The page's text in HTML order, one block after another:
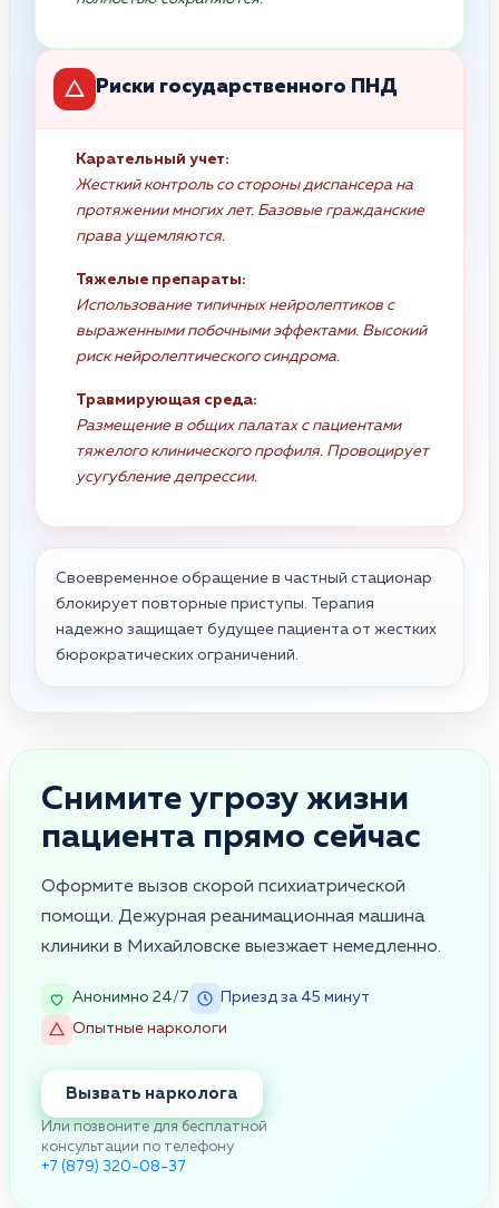
Риски государственного ПНД
Карательный учет:
Жесткий контроль со стороны диспансера на
протяжении многих лет. Базовые гражданские
права ущемляются.
Тяжелые препараты:
Использование типичных нейролептиков с
выраженными побочными эффектами. Высокий
риск нейролептического синдрома.
Травмирующая среда:
Размещение в общих палатах с пациентами
тяжелого клинического профиля. Провоцирует
усугубление депрессии.
Своевременное обращение в частный стационар
блокирует повторные приступы. Терапия
надежно защищает будущее пациента от жестких
бюрократических ограничений.
Снимите угрозу жизни
пациента прямо сейчас
Оформите вызов скорой психиатрической
помощи. Дежурная реанимационная машина
клиники в Михайловске выезжает немедленно.
Анонимно 24/7
Приезд за 45 минут
Опытные наркологи
Вызвать нарколога
Или позвоните для бесплатной
консультации по телефону
+7 (879) 320-08-37